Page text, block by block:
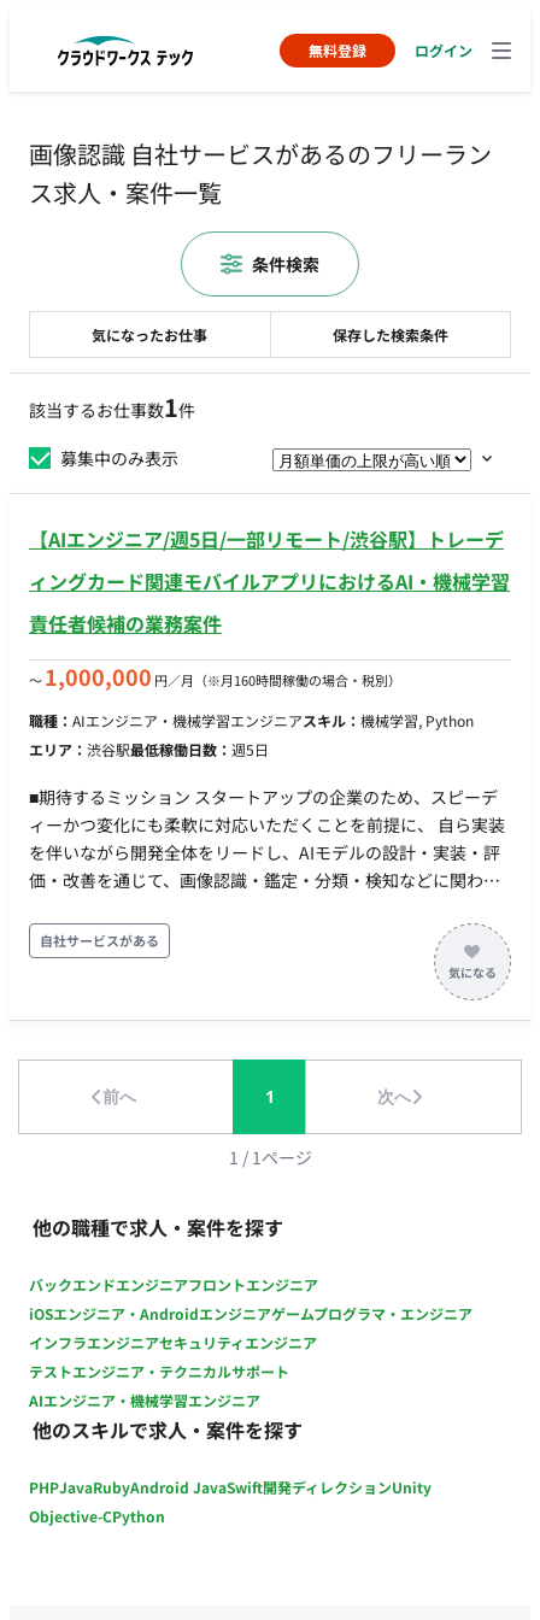
無料登録 ログイン
画像認識 自社サービスがあるのフリーラン
ス求人・案件一覧
該当するお仕事数1件
募集中のみ表示
【AIエンジニア/週5日/一部リモート/渋谷駅】トレーデ
ィングカード関連モバイルアプリにおけるAI・機械学習
責任者候補の業務案件
〜1,000,000 円／月 （※月160時間稼働の場合・税別）
職種： AIエンジニア・機械学習エンジニアスキル： 機械学習, Python
エリア： 渋谷駅最低稼働日数： 週5日
■期待するミッション スタートアップの企業のため、スピーデ
ィーかつ変化にも柔軟に対応いただくことを前提に、 自ら実装
を伴いながら開発全体をリードし、AIモデルの設計・実装・評
価・改善を通じて、画像認識・鑑定・分類・検知などに関わる
容・担当工程 ・少人数チームでのAIモデル開発 ・AIモデルの設
計、実装、評価、改善 ・技術方針、アーキテクチャ設計 ・自ら
実装しながら、開発全体をリード ・画像認識・鑑定・分類・検
知などに関わる技術開発 ■ 開発環境 フロントエンド： React
Storage, Realtime等) インフラ / MLOps： GCP (Cloud Run,
BigQuery, Vertex AI, GKE), OpenTelemetry, Sentry Data / ML：
自社サービスがある
前へ 1 次へ
1 / 1ページ
他の職種で求人・案件を探す
バックエンドエンジニアフロントエンジニア
iOSエンジニア・Androidエンジニアゲームプログラマ・エンジニア
インフラエンジニアセキュリティエンジニア
テストエンジニア・テクニカルサポート
AIエンジニア・機械学習エンジニア
他のスキルで求人・案件を探す
PHPJavaRubyAndroid JavaSwift開発ディレクションUnity
Objective-CPython
気になったお仕事 保存した検索条件
条件検索